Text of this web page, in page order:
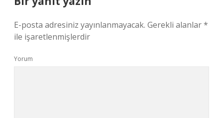
E-posta adresiniz yayınlanmayacak. Gerekli alanlar*
ile işaretlenmişlerdir
Yorum